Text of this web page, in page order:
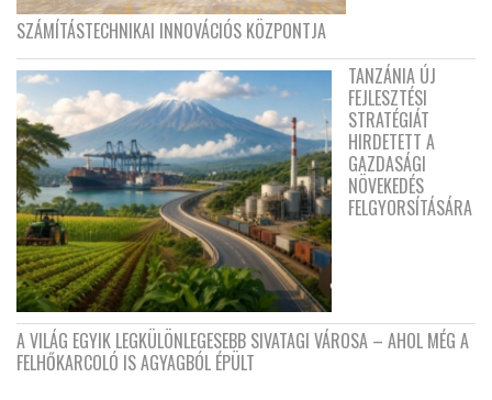
SZÁMÍTÁSTECHNIKAI INNOVÁCIÓS KÖZPONTJA
TANZÁNIA ÚJ
FEJLESZTÉSI
STRATÉGIÁT
HIRDETETT A
GAZDASÁGI
NÖVEKEDÉS
FELGYORSÍTÁSÁRA
A VILÁG EGYIK LEGKÜLÖNLEGESEBB SIVATAGI VÁROSA – AHOL MÉG A
FELHŐKARCOLÓ IS AGYAGBÓL ÉPÜLT